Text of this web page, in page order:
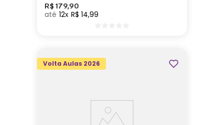
R$ 179,90
12 R$ 14,99
Volta Aulas 2026